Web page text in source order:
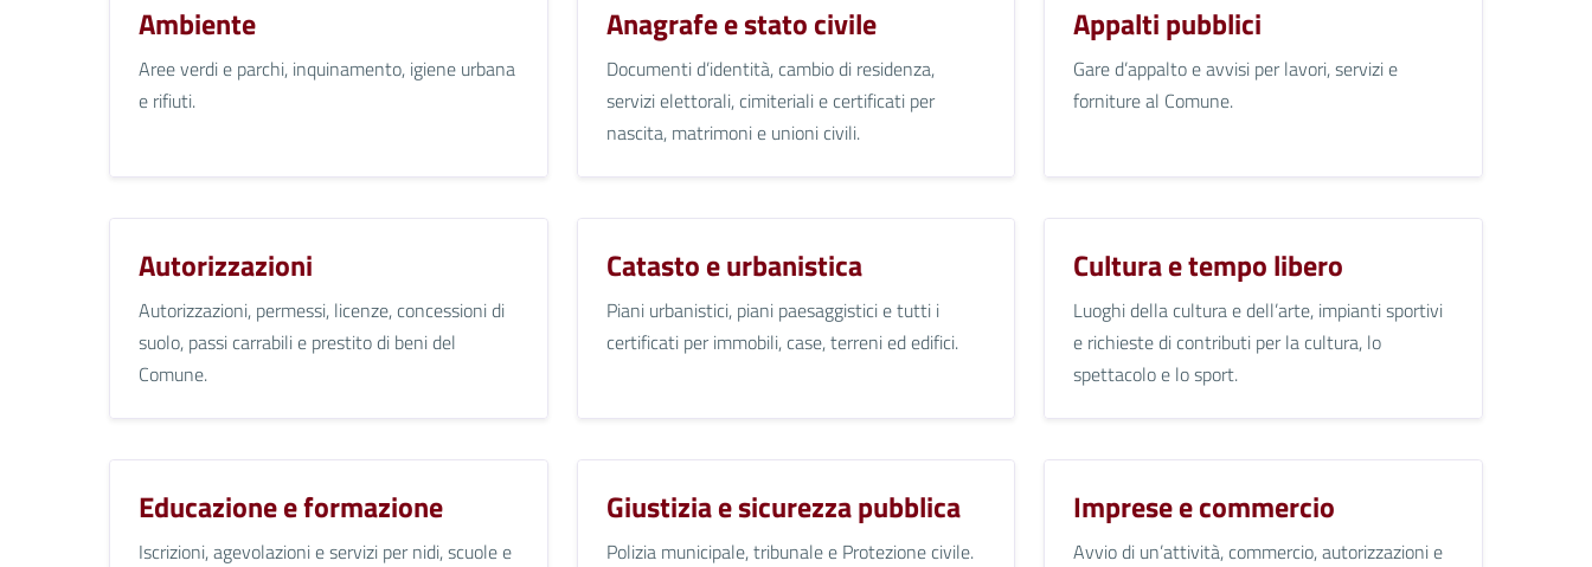
Ambiente
Aree verdi e parchi, inquinamento, igiene urbana
e rifiuti.
Anagrafe e stato civile
Documenti d’identità, cambio di residenza,
servizi elettorali, cimiteriali e certificati per
nascita, matrimoni e unioni civili.
Appalti pubblici
Gare d’appalto e avvisi per lavori, servizi e
forniture al Comune.
Autorizzazioni
Autorizzazioni, permessi, licenze, concessioni di
suolo, passi carrabili e prestito di beni del
Comune.
Catasto e urbanistica
Piani urbanistici, piani paesaggistici e tutti i
certificati per immobili, case, terreni ed edifici.
Cultura e tempo libero
Luoghi della cultura e dell’arte, impianti sportivi
e richieste di contributi per la cultura, lo
spettacolo e lo sport.
Educazione e formazione
Iscrizioni, agevolazioni e servizi per nidi, scuole e
Giustizia e sicurezza pubblica
Polizia municipale, tribunale e Protezione civile.
Imprese e commercio
Avvio di un’attività, commercio, autorizzazioni e